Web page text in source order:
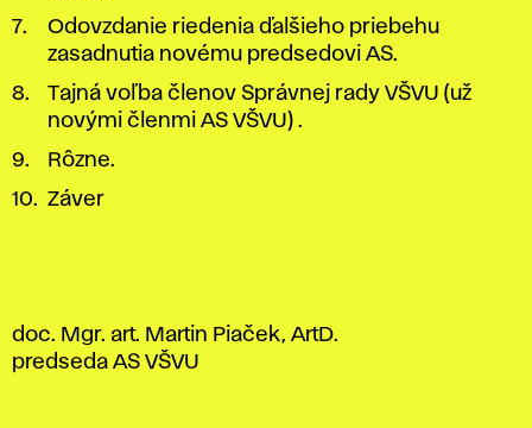
Odovzdanie riedenia ďalšieho priebehu
zasadnutia novému predsedovi AS.
Tajná voľba členov Správnej rady VŠVU (už
novými členmi AS VŠVU) .
Rôzne.
Záver
doc. Mgr. art. Martin Piaček, ArtD.
predseda AS VŠVU